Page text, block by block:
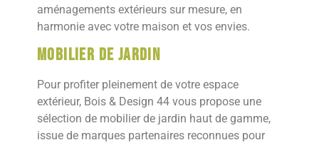
aménagements extérieurs sur mesure, en
harmonie avec votre maison et vos envies.
Mobilier de jardin
Pour profiter pleinement de votre espace
extérieur, Bois & Design 44 vous propose une
sélection de mobilier de jardin haut de gamme,
issue de marques partenaires reconnues pour